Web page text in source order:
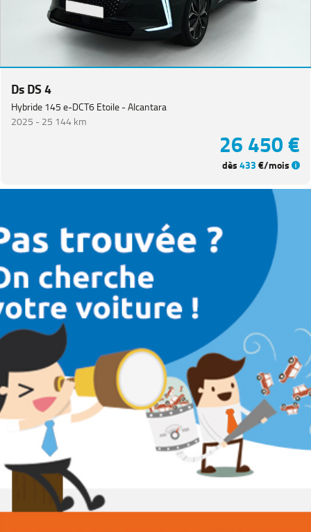
Ds DS 4
Hybride 145 e-DCT6 Etoile - Alcantara
2025 -25 144 km
26 450 €
dès433€/mois